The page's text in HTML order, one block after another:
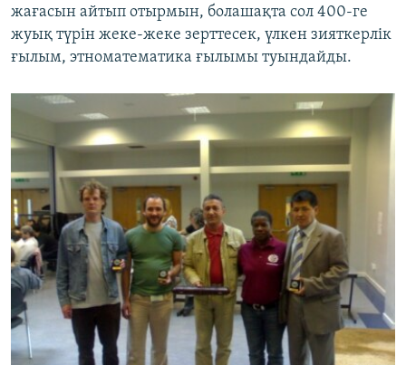
жағасын айтып отырмын, болашақта сол 400-ге
жуық түрін жеке-жеке зерттесек, үлкен зияткерлік
ғылым, этноматематика ғылымы туындайды.